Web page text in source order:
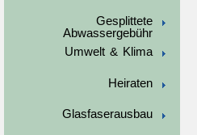
Gesplittete
Abwassergebühr
Umwelt & Klima
Heiraten
Glasfaserausbau